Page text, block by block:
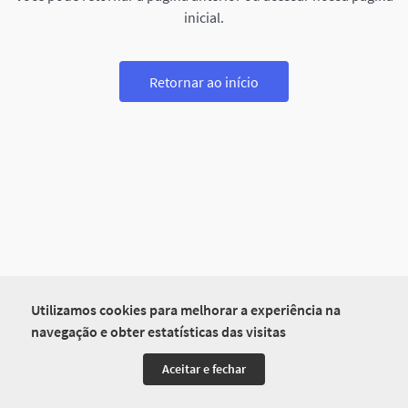
Utilizamos cookies para melhorar a experiência na
navegação e obter estatísticas das visitas
Aceitar e fechar
inicial.
Retornar ao início